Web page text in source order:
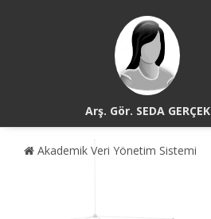
Arş. Gör. SEDA GERÇEK
Akademik Veri Yönetim Sistemi